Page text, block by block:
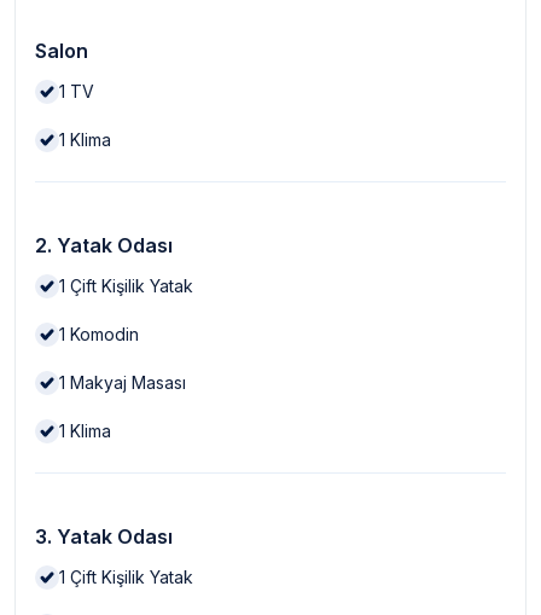
Salon
1 TV
1 Klima
2. Yatak Odası
1 Çift Kişilik Yatak
1 Komodin
1 Makyaj Masası
1 Klima
3. Yatak Odası
1 Çift Kişilik Yatak